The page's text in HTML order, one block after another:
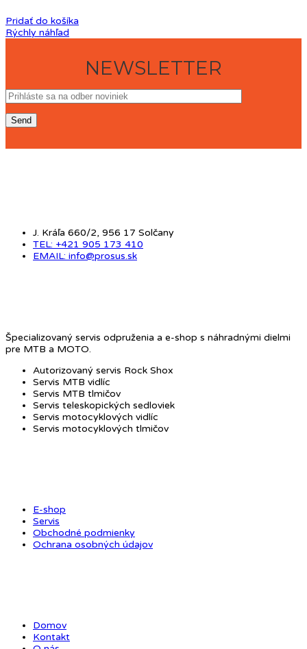
Pridať do košíka
Rýchly náhľad
NEWSLETTER
J. Kráľa 660/2, 956 17 Solčany
TEL: +421 905 173 410
EMAIL: info@prosus.sk
Špecializovaný servis odpruženia a e-shop s náhradnými dielmi
pre MTB a MOTO.
Autorizovaný servis Rock Shox
Servis MTB vidlíc
Servis MTB tlmičov
Servis teleskopických sedloviek
Servis motocyklových vidlíc
Servis motocyklových tlmičov
E-shop
Servis
Obchodné podmienky
Ochrana osobných údajov
Domov
Kontakt